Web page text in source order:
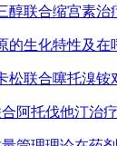
醇联合缩宫素
的生化特性及在
松联合噻托溴铵
阿托伐他汀治